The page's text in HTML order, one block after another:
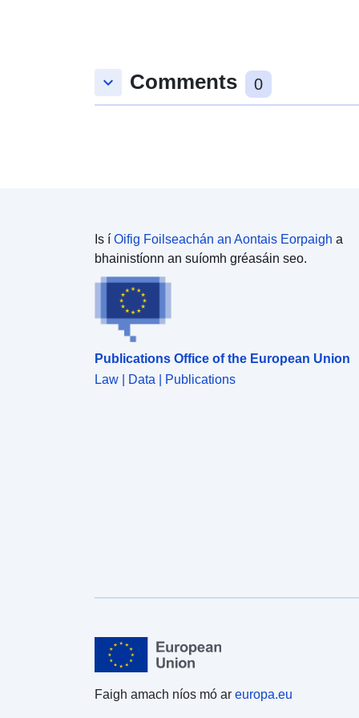
keyboard_arrow_down Comments 0
Is í Oifig Foilseachán an Aontais Eorpaigh a
bhainistíonn an suíomh gréasáin seo.
Publications Office of the European Union
Law | Data | Publications
Faigh amach níos mó ar europa.eu